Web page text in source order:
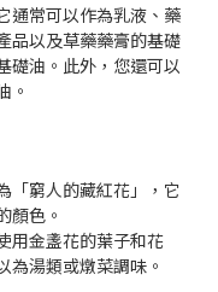
通常可以作為乳液、藥
品以及草藥藥膏的基礎
礎油。此外，您還可以
。
「窮人的藏紅花」，它
顏色。
用金盞花的葉子和花
為湯類或燉菜調味。